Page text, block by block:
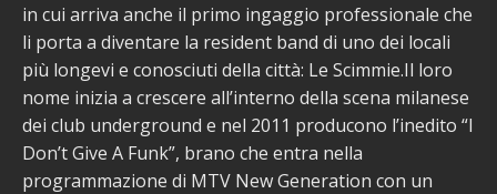
in cui arriva anche il primo ingaggio professionale che
li porta a diventare la resident band di uno dei locali
più longevi e conosciuti della città: Le Scimmie.Il loro
nome inizia a crescere all’interno della scena milanese
dei club underground e nel 2011 producono l’inedito “I
Don’t Give A Funk”, brano che entra nella
programmazione di MTV New Generation con un